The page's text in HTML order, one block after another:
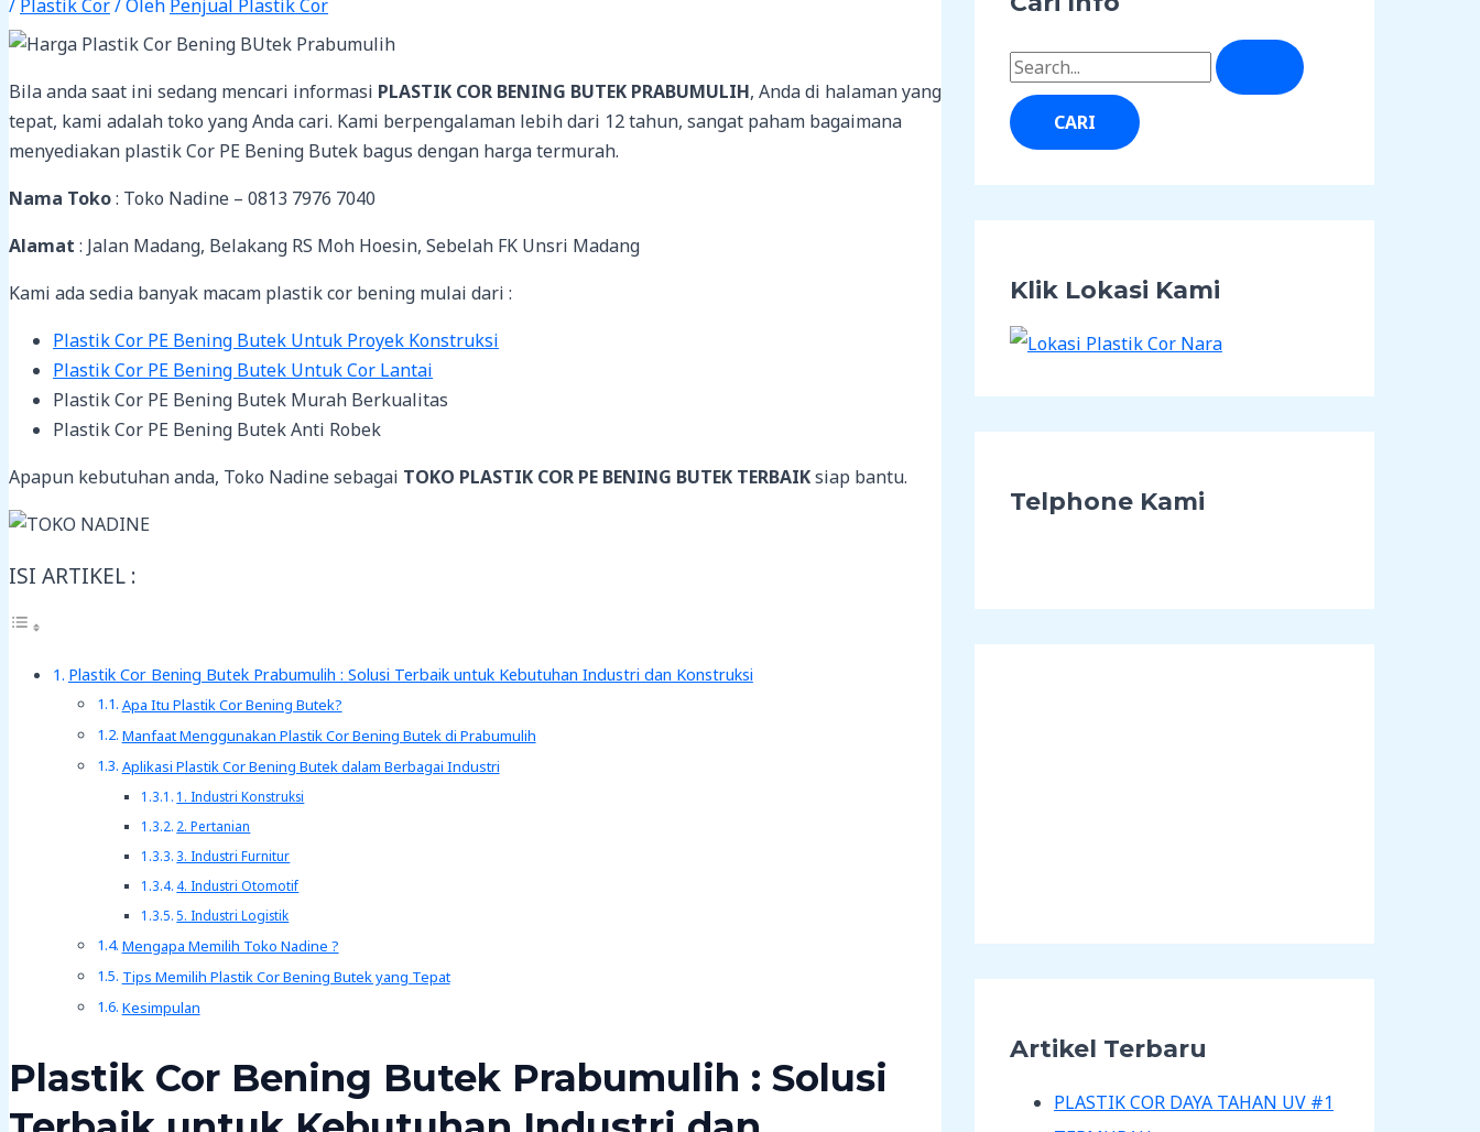
/ Plastik Cor/ Oleh Penjual Plastik Cor
Bila anda saat ini sedang mencari informasi PLASTIK COR BENING BUTEK PRABUMULIH, Anda di halaman yang
tepat, kami adalah toko yang Anda cari. Kami berpengalaman lebih dari 12 tahun, sangat paham bagaimana
menyediakan plastik Cor PE Bening Butek bagus dengan harga termurah.
Nama Toko: Toko Nadine – 0813 7976 7040
Alamat : Jalan Madang, Belakang RS Moh Hoesin, Sebelah FK Unsri Madang
Kami ada sedia banyak macam plastik cor bening mulai dari :
Plastik Cor PE Bening Butek Untuk Proyek Konstruksi
Plastik Cor PE Bening Butek Untuk Cor Lantai
Plastik Cor PE Bening Butek Murah Berkualitas
Plastik Cor PE Bening Butek Anti Robek
Apapun kebutuhan anda, Toko Nadine sebagai TOKO PLASTIK COR PE BENING BUTEK TERBAIKsiap bantu.
ISI ARTIKEL :
Plastik Cor Bening Butek Prabumulih : Solusi Terbaik untuk Kebutuhan Industri dan Konstruksi
Apa Itu Plastik Cor Bening Butek?
Manfaat Menggunakan Plastik Cor Bening Butek di Prabumulih
Aplikasi Plastik Cor Bening Butek dalam Berbagai Industri
1. Industri Konstruksi
2. Pertanian
3. Industri Furnitur
4. Industri Otomotif
5. Industri Logistik
Mengapa Memilih Toko Nadine ?
Tips Memilih Plastik Cor Bening Butek yang Tepat
Kesimpulan
Plastik Cor Bening Butek Prabumulih : Solusi
Klik Lokasi Kami
Telphone Kami
Artikel Terbaru
PLASTIK COR DAYA TAHAN UV #1